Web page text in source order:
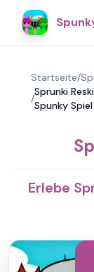
Startseite/
/
Sprunki
Spunky Spiel
Erlebe